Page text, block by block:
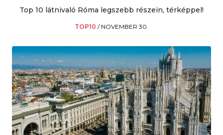
Top 10 látnivaló Róma legszebb részein, térképpel!
TOP10 / NOVEMBER 30.